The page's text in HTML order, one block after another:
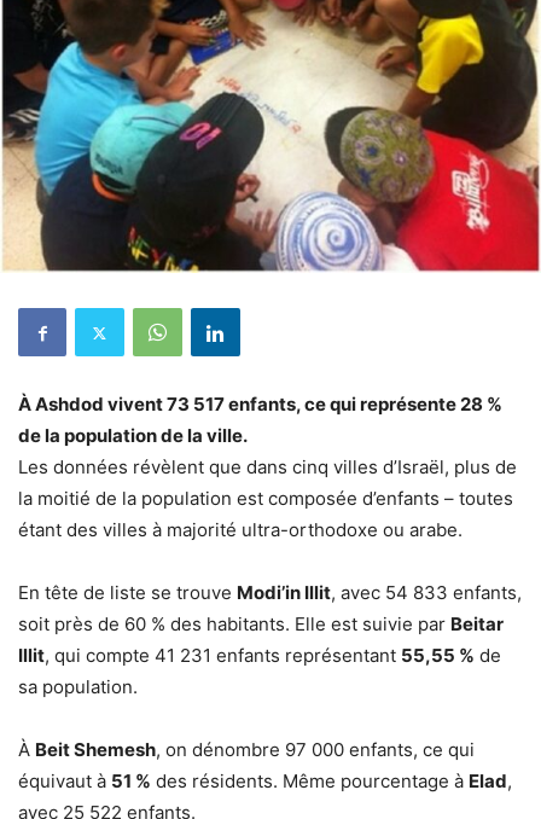
À Ashdod vivent 73 517 enfants, ce qui représente 28 %
de la population de la ville.
Les données révèlent que dans cinq villes d’Israël, plus de
la moitié de la population est composée d’enfants – toutes
étant des villes à majorité ultra-orthodoxe ou arabe.
En tête de liste se trouve Modi’in Illit, avec 54 833 enfants,
soit près de 60 % des habitants. Elle est suivie par Beitar
Illit, qui compte 41 231 enfants représentant 55,55 % de
sa population.
À Beit Shemesh, on dénombre 97 000 enfants, ce qui
équivaut à 51 % des résidents. Même pourcentage à Elad,
avec 25 522 enfants.